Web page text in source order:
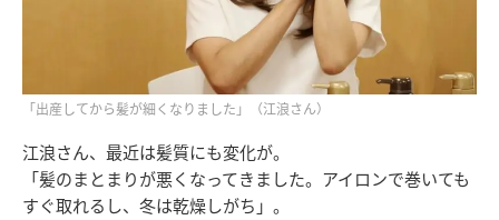
「出産してから髪が細くなりました」（江浪さん）
江浪さん、最近は髪質にも変化が。
「髪のまとまりが悪くなってきました。アイロンで巻いても
すぐ取れるし、冬は乾燥しがち」。